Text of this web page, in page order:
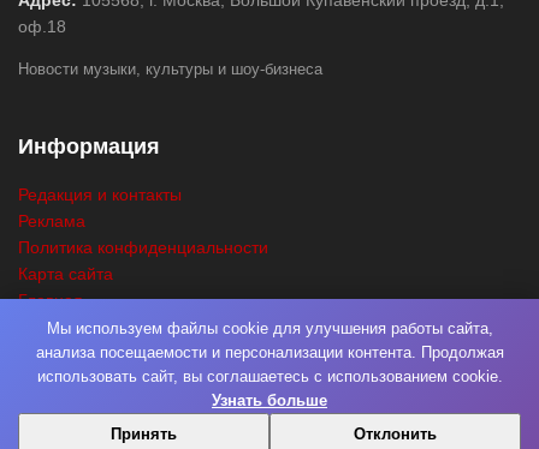
оф.18
Новости музыки, культуры и шоу-бизнеса
Информация
Редакция и контакты
Реклама
Политика конфиденциальности
Карта сайта
Главная
Поиск
© 2026Нота Миру. РазработкаФабрика Медиа Мьюзик. Все права
Мы используем файлы cookie для улучшения работы сайта,
анализа посещаемости и персонализации контента. Продолжая
использовать сайт, вы соглашаетесь с использованием cookie.
Узнать больше
Принять
Отклонить